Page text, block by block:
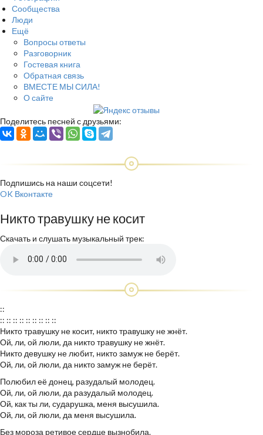
Сообщества
Люди
Ещё
Вопросы ответы
Разговорник
Гостевая книга
Обратная связь
ВМЕСТЕ МЫ СИЛА!
О сайте
Поделитесь песней с друзьями:
Подпишись на наши соцсети!
OK Вконтакте
Никто травушку не косит
Скачать и слушать музыкальный трек:
::
:: :: :: :: :: :: :: :: ::
Никто травушку не косит, никто травушку не жнёт.
Ой, ли, ой люли, да никто травушку не жнёт.
Никто девушку не любит, никто замуж не берёт.
Ой, ли, ой люли, да никто замуж не берёт.
Полюбил её донец, разудалый молодец.
Ой, ли, ой люли, да разудалый молодец.
Ой, как ты ли, сударушка, меня высушила.
Ой, ли, ой люли, да меня высушила.
Без мороза ретивое сердце вызнобила.